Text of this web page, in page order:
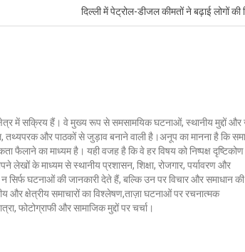
दिल्ली में पेट्रोल-डीजल कीमतों ने बढ़ाई लोगों की
में सक्रिय हैं। वे मुख्य रूप से समसामयिक घटनाओं, स्थानीय मुद्दों और
और पाठकों से जुड़ाव बनाने वाली है।अनूप का मानना है कि
का माध्यम है। यही वजह है कि वे हर विषय को निष्पक्ष
के माध्यम से स्थानीय प्रशासन, शिक्षा, रोजगार, पर्यावरण और
घटनाओं की जानकारी देते हैं, बल्कि उन पर विचार और समाधान की
क्षेत्रीय समाचारों का विश्लेषण,ताज़ा घटनाओं पर रचनात्मक
फोटोग्राफी और सामाजिक मुद्दों पर चर्चा।